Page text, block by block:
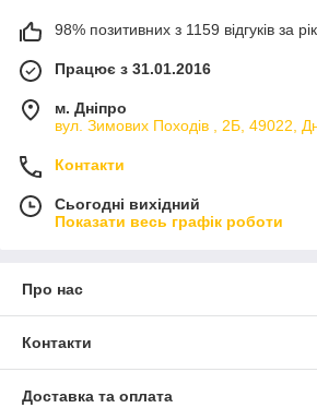
98% позитивних з 1159 відгуків за рік
Працює з 31.01.2016
м. Дніпро
вул. Зимових Походiв , 2Б, 49022,
Контакти
Сьогодні вихідний
Показати весь графік роботи
Про нас
Контакти
Доставка та оплата